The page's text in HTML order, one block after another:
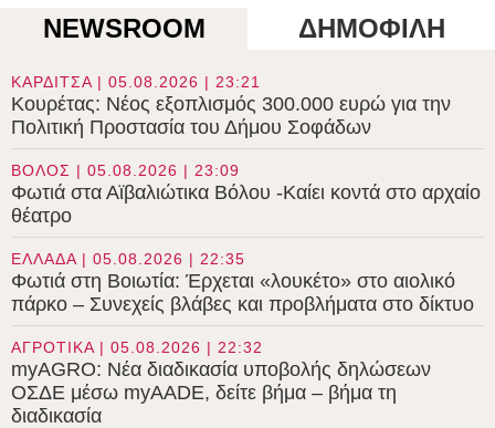
NEWSROOM ΔΗΜΟΦΙΛΗ
ΚΑΡΔΙΤΣΑ | 05.08.2026 | 23:21
Κουρέτας: Νέος εξοπλισμός 300.000 ευρώ για την
Πολιτική Προστασία του Δήμου Σοφάδων
ΒΟΛΟΣ | 05.08.2026 | 23:09
Φωτιά στα Αϊβαλιώτικα Βόλου -Καίει κοντά στο αρχαίο
θέατρο
ΕΛΛΑΔΑ | 05.08.2026 | 22:35
Φωτιά στη Βοιωτία: Έρχεται «λουκέτο» στο αιολικό
πάρκο – Συνεχείς βλάβες και προβλήματα στο δίκτυο
ΑΓΡΟΤΙΚΑ | 05.08.2026 | 22:32
myAGRO: Νέα διαδικασία υποβολής δηλώσεων
ΟΣΔΕ μέσω myAADE, δείτε βήμα – βήμα τη
διαδικασία